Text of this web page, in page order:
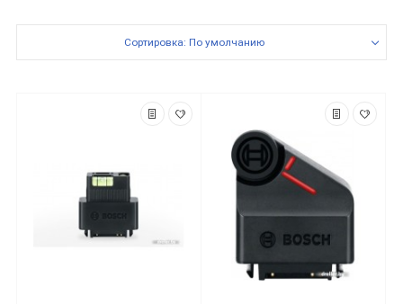
Сортировка: По умолчанию